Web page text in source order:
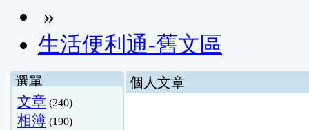
»
生活便利通-舊文區
選單
文章 (240)
相簿 (190)
個人文章